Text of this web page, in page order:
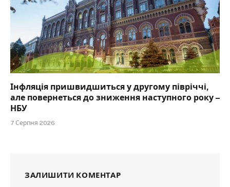
Інфляція пришвидшиться у другому півріччі,
але повернеться до зниження наступного року –
НБУ
7 Серпня 2026
ЗАЛИШИТИ КОМЕНТАР